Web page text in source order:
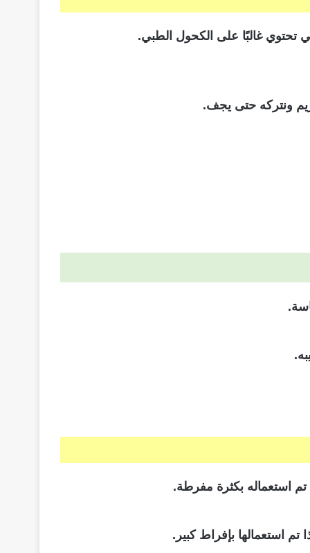
تحتوي غالبًا على الكحول الطبي.
ونتركه حتى يجف.
تم استعمالها بإفراط كبير.